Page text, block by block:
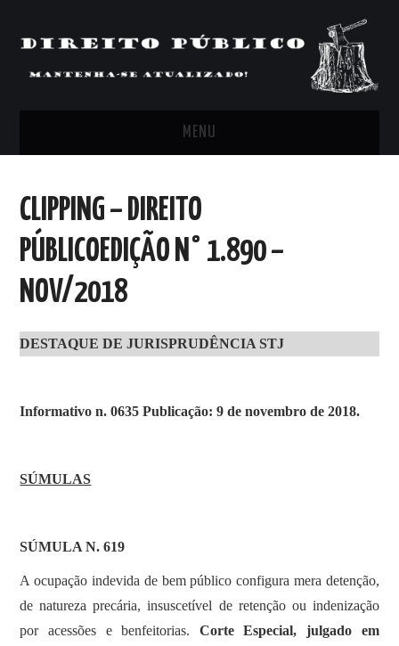
MENU
ARTIGOS, COMENTÁRIOS E PONTOS
CONTATO
SOBRE
CLIPPING – DIREITO
PÚBLICOEDIÇÃO N° 1.890 –
NOV/2018
DESTAQUE DE JURISPRUDÊNCIA STJ
Informativo n. 0635 Publicação: 9 de novembro de 2018.
SÚMULAS
SÚMULA N. 619
A ocupação indevida de bem público configura mera detenção,
de natureza precária, insuscetível de retenção ou indenização
por acessões e benfeitorias. Corte Especial, julgado em